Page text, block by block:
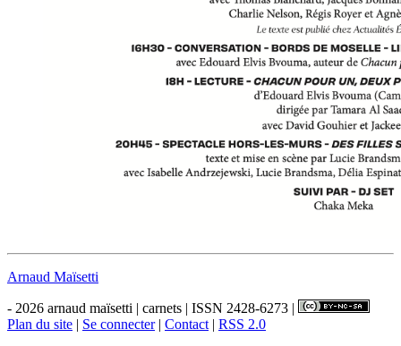
Arnaud Maïsetti
- 2026 arnaud maïsetti | carnets | ISSN 2428-6273 |
Plan du site | Se connecter| Contact | RSS 2.0